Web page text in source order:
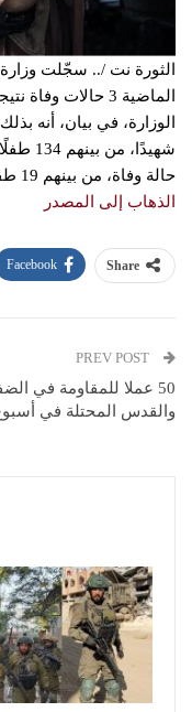
الماضية 3 حالات
حالة وفاة، من بينهم 19 طفل. ويواجه فلسطينيو قطاع غزة […]
الذهاب إلى المصدر
Share
Facebook
50 عملا للمقاومة في
والقدس المحتلة في